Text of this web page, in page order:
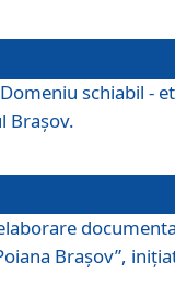
schiabil -
Braşov.
Braşov”,